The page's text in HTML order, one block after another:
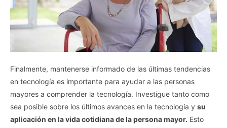
Finalmente, mantenerse informado de las últimas tendencias
en tecnología es importante para ayudar a las personas
mayores a comprender la tecnología. Investigue tanto como
sea posible sobre los últimos avances en la tecnología y su
aplicación en la vida cotidiana de la persona mayor. Esto